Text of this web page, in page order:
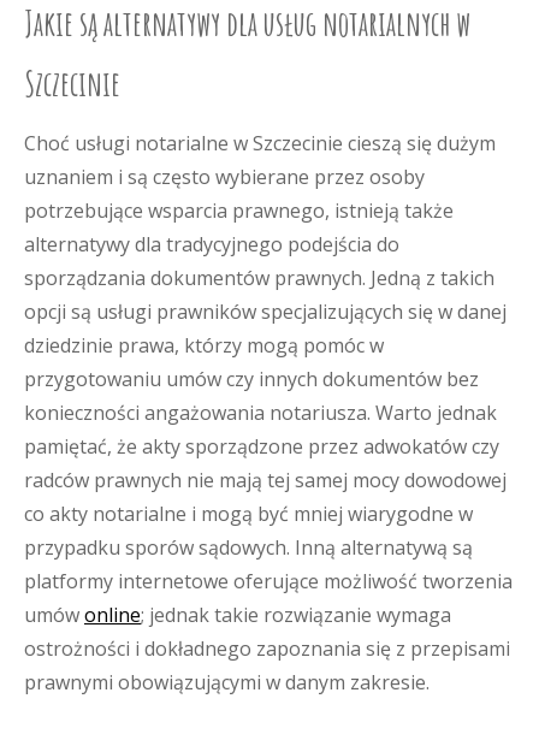
Jakie są alternatywy dla usług notarialnych w
Szczecinie
Choć usługi notarialne w Szczecinie cieszą się dużym
uznaniem i są często wybierane przez osoby
potrzebujące wsparcia prawnego, istnieją także
alternatywy dla tradycyjnego podejścia do
sporządzania dokumentów prawnych. Jedną z takich
opcji są usługi prawników specjalizujących się w danej
dziedzinie prawa, którzy mogą pomóc w
przygotowaniu umów czy innych dokumentów bez
konieczności angażowania notariusza. Warto jednak
pamiętać, że akty sporządzone przez adwokatów czy
radców prawnych nie mają tej samej mocy dowodowej
co akty notarialne i mogą być mniej wiarygodne w
przypadku sporów sądowych. Inną alternatywą są
platformy internetowe oferujące możliwość tworzenia
umówonline; jednak takie rozwiązanie wymaga
ostrożności i dokładnego zapoznania się z przepisami
prawnymi obowiązującymi w danym zakresie.